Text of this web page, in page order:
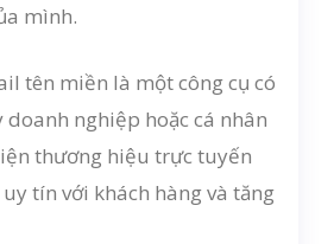
mình.
tên miền là một công cụ có
doanh nghiệp hoặc cá nhân
thương hiệu trực tuyến
tín với khách hàng và tăng